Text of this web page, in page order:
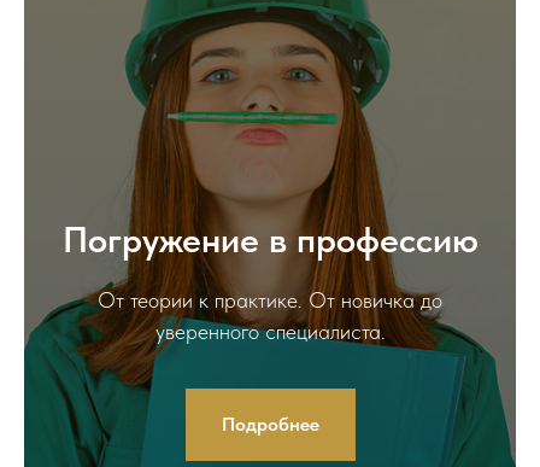
Погружение в профессию
От теории к практике. От новичка до
уверенного специалиста.
Подробнее